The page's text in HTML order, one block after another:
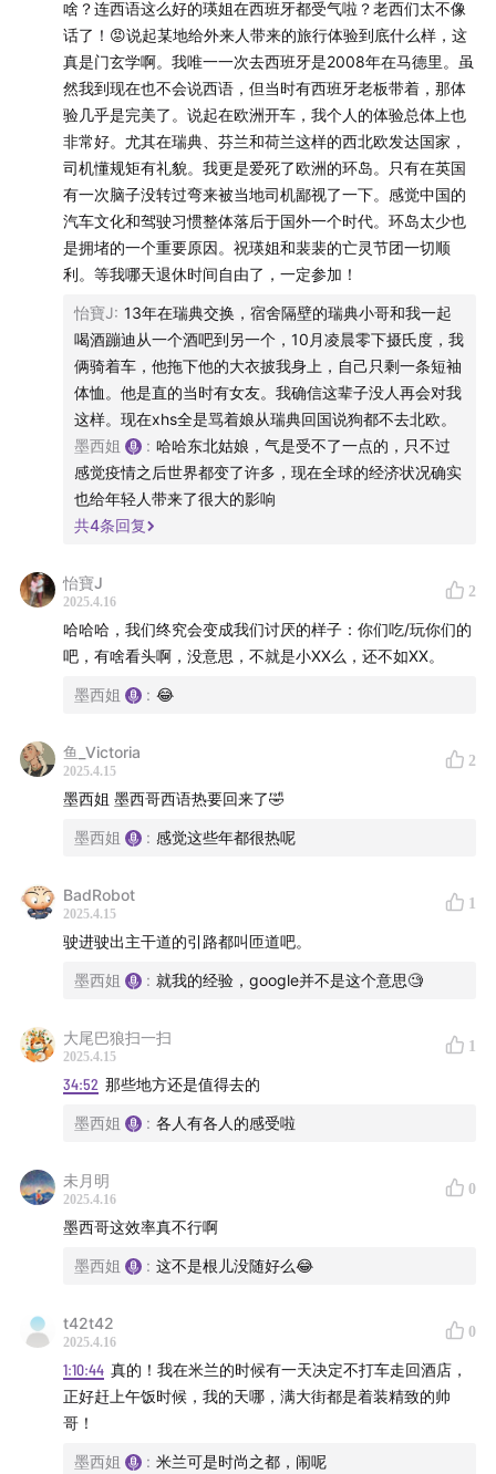
的瑛姐，又是如何评价充满新鲜感的西班牙美食？
请大家跟随瑛姐和裴裴，体验一次“西语人”的西班牙之
| Songlist |
片头曲：Lila Downs - Cariñito
片尾曲：Natalia Lafourcade - Mexicana Hermosa
| 如何找到瑛姐 |
/ 找到大部队 / 请大家关注我们的公众号「墨西姐生
活」，后台留言，申请加入「墨西姐生活」听友群。
/ 瑛姐的小红书账开通啦 / 欢迎大家在小红书平台搜索
「墨西姐生活」，关注瑛姐。每周瑛姐会和大家分享旅居
生活vlog和大大小小的日常趣事～如果你对墨西哥或瑛姐
言！
| 商务合作 | 欢迎发送邮件至yingsancris@gmail.com
啥？连西语这么好的瑛姐在西班牙都受气啦？老西们太不像
话了！😡说起某地给外来人带来的旅行体验到底什么样，这
真是门玄学啊。我唯一一次去西班牙是2008年在马德里。虽
然我到现在也不会说西语，但当时有西班牙老板带着，那体
验几乎是完美了。说起在欧洲开车，我个人的体验总体上也
非常好。尤其在瑞典、芬兰和荷兰这样的西北欧发达国家，
司机懂规矩有礼貌。我更是爱死了欧洲的环岛。只有在英国
有一次脑子没转过弯来被当地司机鄙视了一下。感觉中国的
汽车文化和驾驶习惯整体落后于国外一个时代。环岛太少也
是拥堵的一个重要原因。祝瑛姐和裴裴的亡灵节团一切顺
利。等我哪天退休时间自由了，一定参加！
怡寶J: 13年在瑞典交换，宿舍隔壁的瑞典小哥和我一起
喝酒蹦迪从一个酒吧到另一个，10月凌晨零下摄氏度，我
俩骑着车，他拖下他的大衣披我身上，自己只剩一条短袖
体恤。他是直的当时有女友。我确信这辈子没人再会对我
这样。现在xhs全是骂着娘从瑞典回国说狗都不去北欧。
墨西姐
: 哈哈东北姑娘，气是受不了一点的，只不过
感觉疫情之后世界都变了许多，现在全球的经济状况确实
也给年轻人带来了很大的影响
共4条回复
怡寶J
2025.4.16
2
哈哈哈，我们终究会变成我们讨厌的样子：你们吃/玩你们的
吧，有啥看头啊，没意思，不就是小XX么，还不如XX。
墨西姐 : 😂
鱼_Victoria
2025.4.15
2
墨西姐 墨西哥西语热要回来了🤣
墨西姐 : 感觉这些年都很热呢
BadRobot
2025.4.15
1
驶进驶出主干道的引路都叫匝道吧。
墨西姐 : 就我的经验，google并不是这个意思🧐
大尾巴狼扫一扫
2025.4.15
1
34:52 那些地方还是值得去的
墨西姐 : 各人有各人的感受啦
未月明
2025.4.16
0
墨西哥这效率真不行啊
墨西姐 : 这不是根儿没随好么😂
t42t42
2025.4.16
0
1:10:44 真的！我在米兰的时候有一天决定不打车走回酒店，
正好赶上午饭时候，我的天哪，满大街都是着装精致的帅
哥！
墨西姐 : 米兰可是时尚之都，闹呢